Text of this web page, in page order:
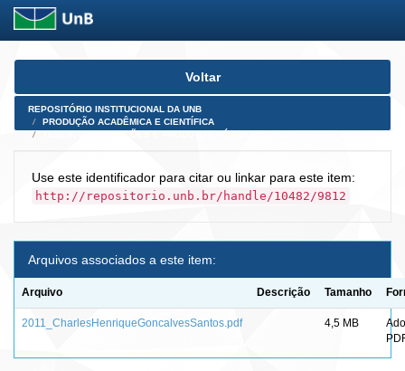
Skip
Voltar
REPOSITÓRIO INSTITUCIONAL DA UNB
PRODUÇÃO ACADÊMICA E CIENTÍFICA
Use este identificador para citar ou linkar para este item:
http://repositorio.unb.br/handle/10482/9812
Arquivos associados a este item:
Arquivo Descrição Tamanho
2011_CharlesHenriqueGoncalvesSantos.pdf 4,5 MB